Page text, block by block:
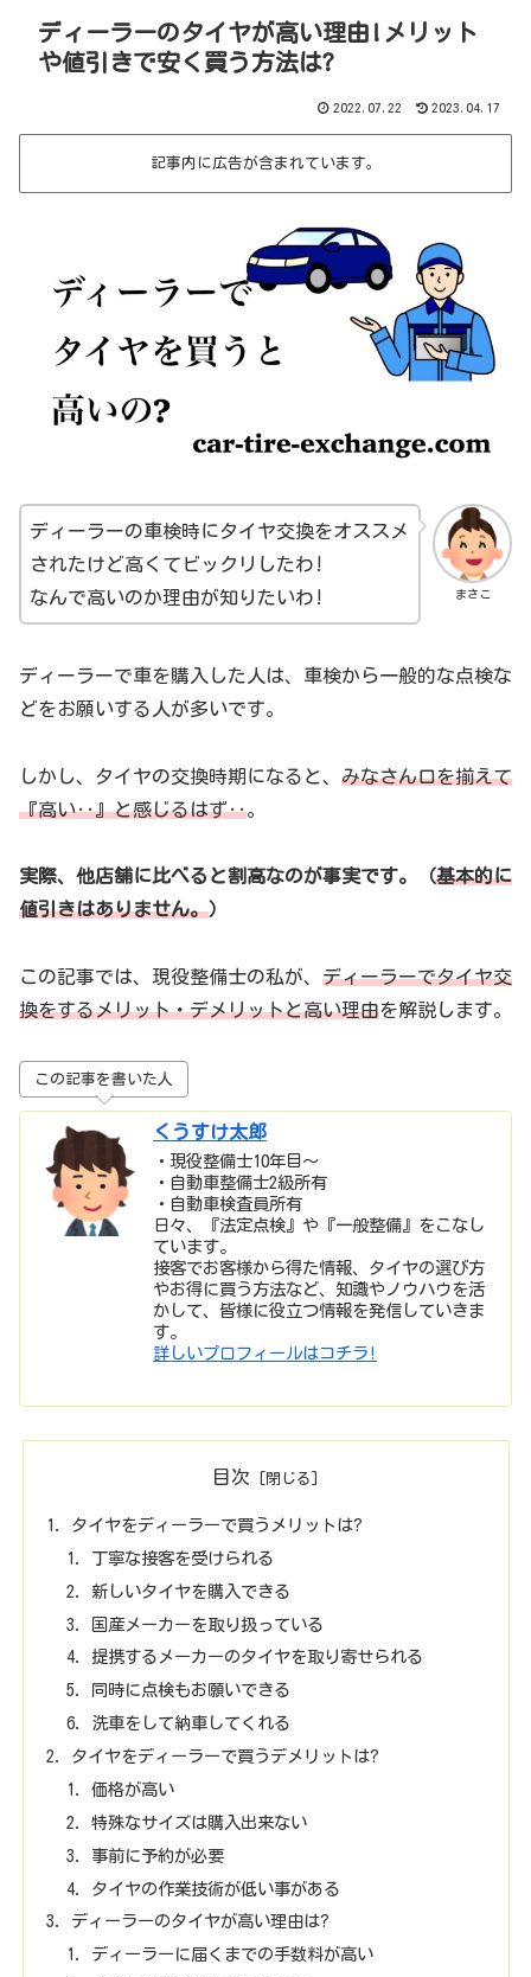
ディーラーのタイヤが高い理由!メリット
や値引きで安く買う方法は?
2022.07.22 2023.04.17
記事内に広告が含まれています。
まさこ
ディーラーの車検時にタイヤ交換をオススメ
されたけど高くてビックリしたわ!
なんで高いのか理由が知りたいわ!
ディーラーで車を購入した人は、車検から一般的な点検な
どをお願いする人が多いです。
しかし、タイヤの交換時期になると、 みなさん口を揃えて
『高い‥』と感じるはず‥。
実際、他店舗に比べると割高なのが事実です。（基本的に
値引きはありません。）
この記事では、現役整備士の私が、 ディーラーでタイヤ交
換をするメリット・デメリットと高い理由を解説します。
この記事を書いた人
くうすけ太郎
・現役整備士10年目〜
・自動車整備士2級所有
・自動車検査員所有
日々、『法定点検』や『一般整備』をこなし
ています。
接客でお客様から得た情報、タイヤの選び方
やお得に買う方法など、知識やノウハウを活
かして、皆様に役立つ情報を発信していきま
す。
詳しいプロフィールはコチラ!
目次
タイヤをディーラーで買うメリットは?
丁寧な接客を受けられる
新しいタイヤを購入できる
国産メーカーを取り扱っている
提携するメーカーのタイヤを取り寄せられる
同時に点検もお願いできる
洗車をして納車してくれる
タイヤをディーラーで買うデメリットは?
価格が高い
特殊なサイズは購入出来ない
事前に予約が必要
タイヤの作業技術が低い事がある
ディーラーのタイヤが高い理由は?
ディーラーに届くまでの手数料が高い